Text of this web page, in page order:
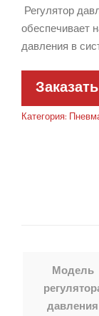
Регулятор
обеспечивает
давления в
Заказать
Категория:
Модель
давления